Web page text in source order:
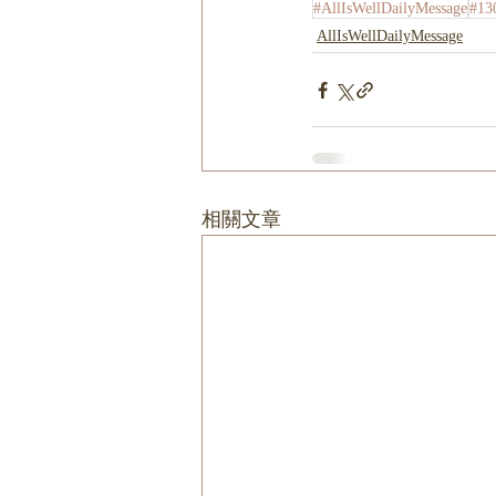
#AllIsWellDailyMessage
AllIsWellDailyMessage
相關文章